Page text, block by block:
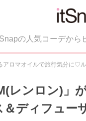
の人気コーデか
ロマオイルで旅行気分に♡
レンロン)」
ディフュー